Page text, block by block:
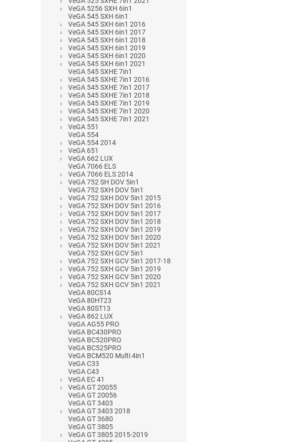
VeGA 5256 SXH 6in1
VeGA 545 SXH 6in1
VeGA 545 SXH 6in1 2016
VeGA 545 SXH 6in1 2017
VeGA 545 SXH 6in1 2018
VeGA 545 SXH 6in1 2019
VeGA 545 SXH 6in1 2020
VeGA 545 SXH 6in1 2021
VeGA 545 SXHE 7in1
VeGA 545 SXHE 7in1 2016
VeGA 545 SXHE 7in1 2017
VeGA 545 SXHE 7in1 2018
VeGA 545 SXHE 7in1 2019
VeGA 545 SXHE 7in1 2020
VeGA 545 SXHE 7in1 2021
VeGA 551
VeGA 554
VeGA 554 2014
VeGA 651
VeGA 662 LUX
VeGA 7066 ELS
VeGA 7066 ELS 2014
VeGA 752 SH DOV 5in1
VeGA 752 SXH DOV 5in1
VeGA 752 SXH DOV 5in1 2015
VeGA 752 SXH DOV 5in1 2016
VeGA 752 SXH DOV 5in1 2017
VeGA 752 SXH DOV 5in1 2018
VeGA 752 SXH DOV 5in1 2019
VeGA 752 SXH DOV 5in1 2020
VeGA 752 SXH DOV 5in1 2021
VeGA 752 SXH GCV 5in1
VeGA 752 SXH GCV 5in1 2017-18
VeGA 752 SXH GCV 5in1 2019
VeGA 752 SXH GCV 5in1 2020
VeGA 752 SXH GCV 5in1 2021
VeGA 80CS14
VeGA 80HT23
VeGA 80ST13
VeGA 862 LUX
VeGA AG55 PRO
VeGA BC430PRO
VeGA BC520PRO
VeGA BC525PRO
VeGA BCM520 Multi 4in1
VeGA C33
VeGA C43
VeGA EC 41
VeGA GT 20055
VeGA GT 20056
VeGA GT 3403
VeGA GT 3403 2018
VeGA GT 3680
VeGA GT 3805
VeGA GT 3805 2015-2019